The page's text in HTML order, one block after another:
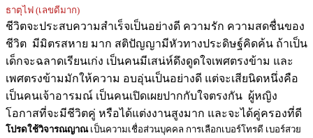
ธาตุไฟ (เลขดีมาก)
ชีวิตจะประสบความสำเร็จเป็นอย่างดี ความรัก ความสดชื่นของ
ชีวิต มีมิตรสหาย มาก สติปัญญามีหัวทางประดิษฐ์คิดค้น ถ้าเป็น
เด็กจะฉลาดเรียนเก่ง เป็นคนมีเสน่ห์ดึงดูดใจเพศตรงข้าม และ
เพศตรงข้ามมักให้ความ อบอุ่นเป็นอย่างดี แต่จะเสียนิดหนึ่งคือ
เป็นคนเจ้าอารมณ์ เป็นคนเปิดเผยปากกับใจตรงกัน ผู้หญิง
โอกาสที่จะมีชีวิตคู่ หรือได้แต่งงานสูงมาก และจะได้คู่ครองที่ดี
โปรดใช้วิจารณญาณเป็นความเชื่อส่วนบุคคล การเลือกเบอร์โทรดี เบอร์สวย